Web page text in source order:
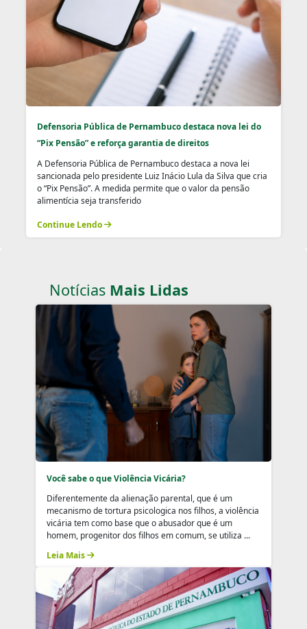
Defensoria Pública de Pernambuco destaca nova lei do
“Pix Pensão” e reforça garantia de direitos
A Defensoria Pública de Pernambuco destaca a nova lei
sancionada pelo presidente Luiz Inácio Lula da Silva que cria
o “Pix Pensão”. A medida permite que o valor da pensão
alimentícia seja transferido
Continue Lendo
Notícias Mais Lidas
Você sabe o que Violência Vicária?
Diferentemente da alienação parental, que é um
mecanismo de tortura psicologica nos filhos, a violência
vicária tem como base que o abusador que é um
homem, progenitor dos filhos em comum, se utiliza ...
Leia Mais